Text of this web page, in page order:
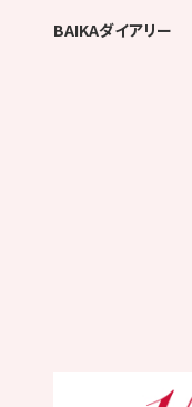
BAIKAダイアリー